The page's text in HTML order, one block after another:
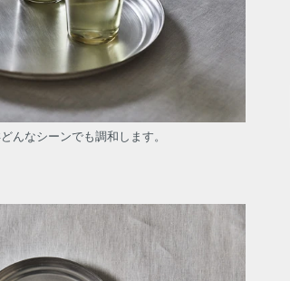
んなシーンでも調和します。